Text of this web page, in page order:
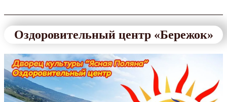
Оздоровительный центр «Бережок»